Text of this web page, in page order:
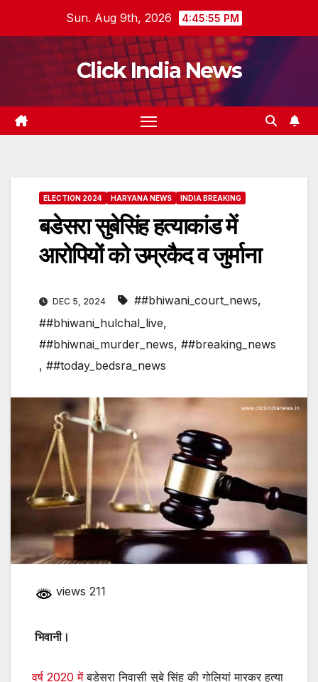
Sun. Aug 9th, 2026 4:45:56 PM
Click India News
ELECTION 2024 HARYANA NEWS INDIA BREAKING
बडेसरा सुबेसिंह हत्याकांड में
आरोपियों को उम्रकैद व जुर्माना
DEC 5, 2024 ##bhiwani_court_news,
##bhiwani_hulchal_live,
##bhiwnai_murder_news, ##breaking_news
, ##today_bedsra_news
views 211
भिवानी।
वर्ष 2020 मेंबडेसरा निवासी सुबे सिंह की गोलियां मारकर हत्या